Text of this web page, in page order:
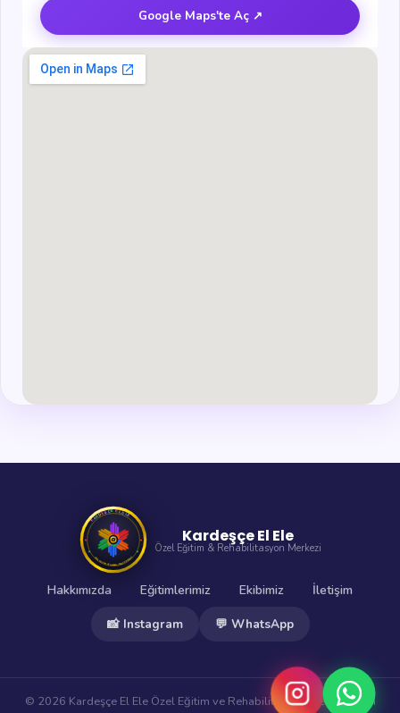
Google Maps'te Aç ↗
Kardeşçe El Ele
Özel Eğitim & Rehabilitasyon Merkezi
Hakkımızda Eğitimlerimiz Ekibimiz
İletişim
📸 Instagram
💬 WhatsApp
© 2026 Kardeşçe El Ele Özel Eğitim ve Rehabilitasyon Merkezi. Tüm